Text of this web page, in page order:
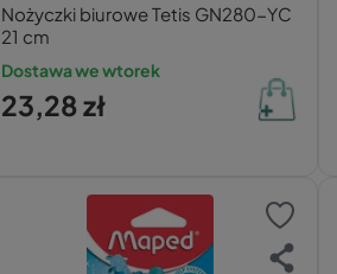
Nożyczki biurowe Tetis GN280-YC
21 cm
Dostawa we wtorek
23,28 zł